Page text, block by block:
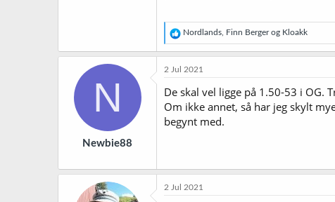
R
e
a
k
o
n
e
Nordlands Finn Bergerog Kloakk
N
Newbie88
2 Jul 2021
De skal vel ligge på 1.50-53 i
Om ikke annet, så har jeg skylt
begynt med.
2 Jul 2021